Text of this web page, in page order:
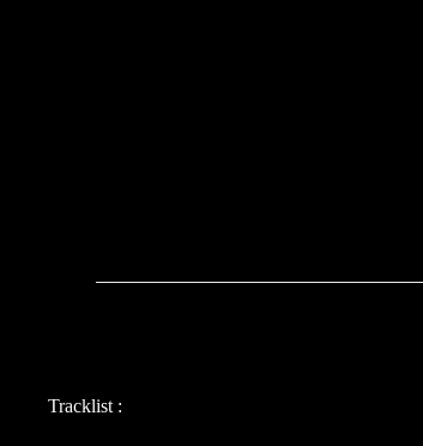
Tracklist :